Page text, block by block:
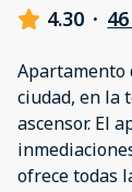
4.30 ·
Apartamento
ciudad, en la
ascensor. El
ofrece todas